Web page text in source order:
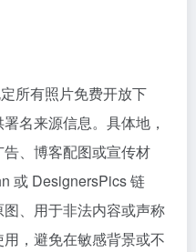
所有照片免费开放下
名来源信息。具体地，
、博客配图或宣传材
或 DesignersPics 链
、用于非法内容或声称
，避免在敏感背景或不